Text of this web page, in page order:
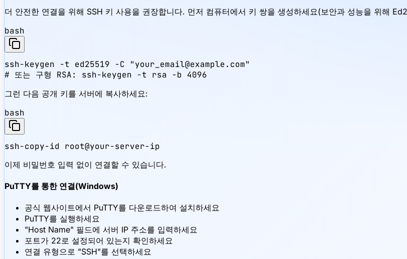
더 안전한 연결을 위해 SSH 키 사용을 권장합니다. 먼저 컴퓨터에서 키 쌍을 생성하세요(보안과 성능을 위해
bash
ssh-keygen -t ed25519 -C "your_email@example.com"
# 또는 구형 RSA: ssh-keygen -t rsa -b 4096
그런 다음 공개 키를 서버에 복사하세요:
bash
ssh-copy-id root@your-server-ip
이제 비밀번호 입력 없이 연결할 수 있습니다.
PuTTY를 통한 연결(Windows)
공식 웹사이트에서 PuTTY를 다운로드하여 설치하세요
PuTTY를 실행하세요
"Host Name" 필드에 서버 IP 주소를 입력하세요
포트가 22로 설정되어 있는지 확인하세요
연결 유형으로 "SSH"를 선택하세요